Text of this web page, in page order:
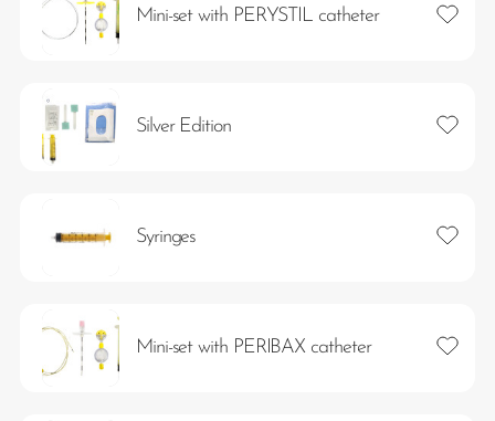
Mini-set with PERYSTIL catheter Lägg
Silver Edition Lägg
Syringes Lägg
Mini-set with PERIBAX catheter Lägg